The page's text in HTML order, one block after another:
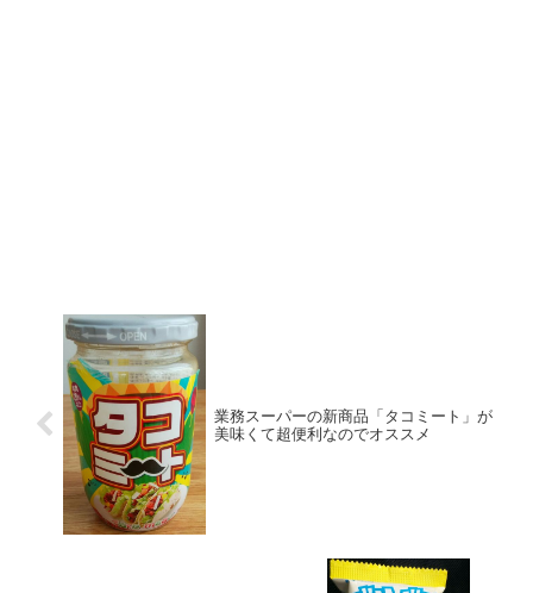
業務スーパーの新商品「タコミート」が
美味くて超便利なのでオススメ